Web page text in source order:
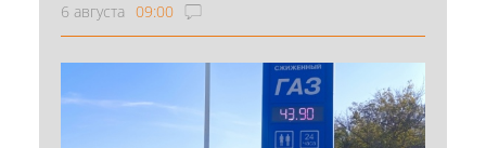
6 августа 09:00